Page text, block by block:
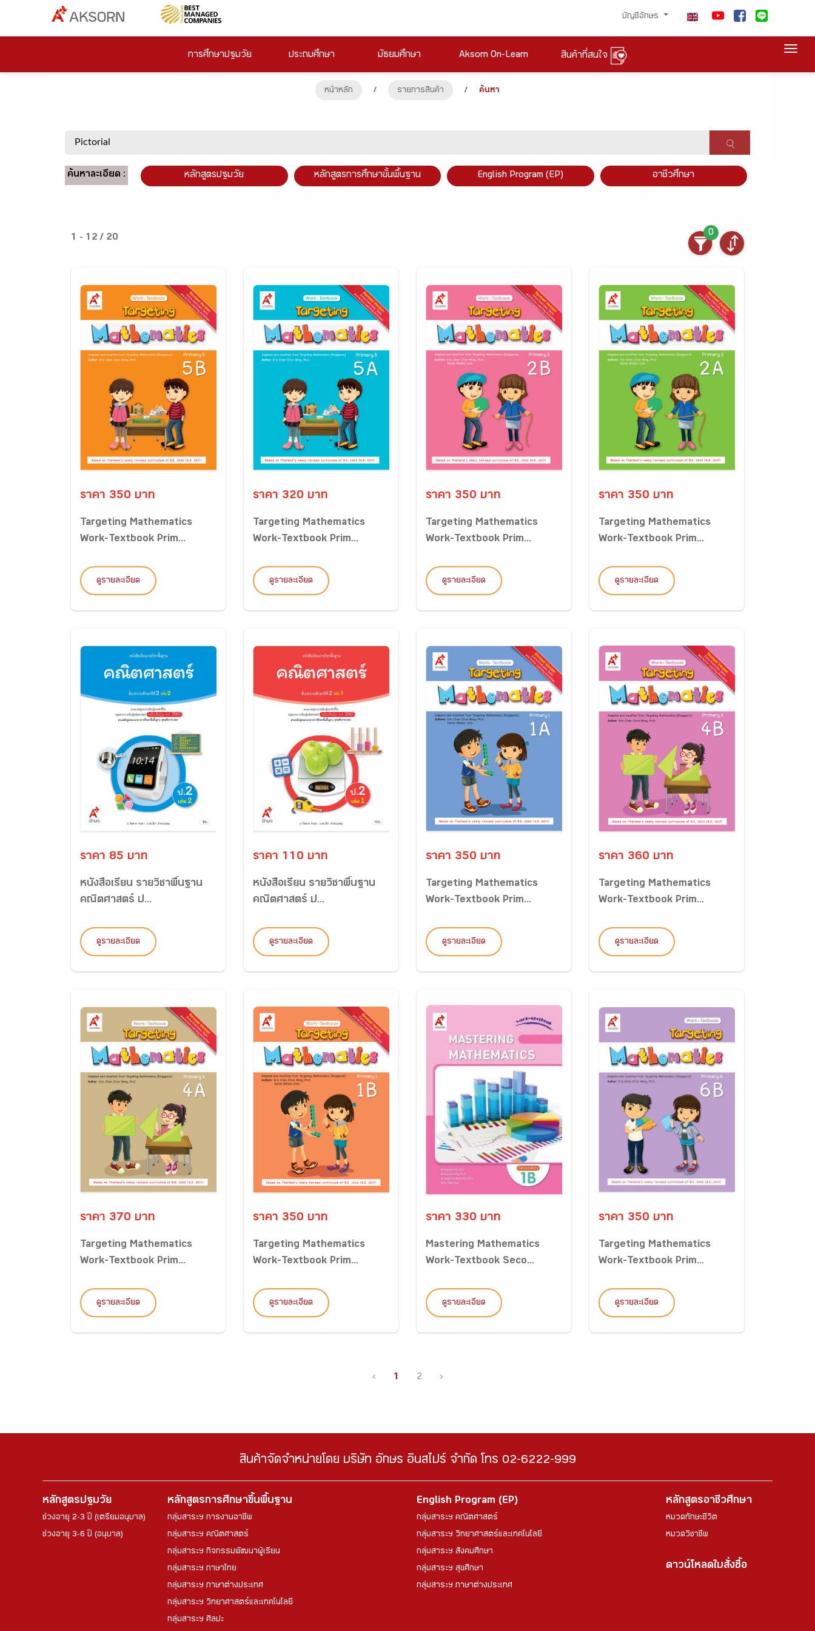
บัญชีอักษร
การศึกษาปฐมวัย ประถมศึกษา มัธยมศึกษา Aksorn On-Learn สินค้าที่สนใจ
หน้าหลัก / รายการสินค้า / ค้นหา
ค้นหาละเอียด : หลักสูตรปฐมวัย หลักสูตรการศึกษาขั้นพื้นฐาน English Program (EP) อาชีวศึกษา
1 - 12 / 20
0
ราคา 350 บาท
Targeting Mathematics
Work-Textbook Prim...
ดูรายละเอียด
ราคา 320 บาท
Targeting Mathematics
Work-Textbook Prim...
ดูรายละเอียด
ราคา 350 บาท
Targeting Mathematics
Work-Textbook Prim...
ดูรายละเอียด
ราคา 350 บาท
Targeting Mathematics
Work-Textbook Prim...
ดูรายละเอียด
ราคา 85 บาท
หนังสือเรียน รายวิชาพื้นฐาน
คณิตศาสตร์ ป...
ดูรายละเอียด
ราคา 110 บาท
หนังสือเรียน รายวิชาพื้นฐาน
คณิตศาสตร์ ป...
ดูรายละเอียด
ราคา 350 บาท
Targeting Mathematics
Work-Textbook Prim...
ดูรายละเอียด
ราคา 360 บาท
Targeting Mathematics
Work-Textbook Prim...
ดูรายละเอียด
ราคา 370 บาท
Targeting Mathematics
Work-Textbook Prim...
ดูรายละเอียด
ราคา 350 บาท
Targeting Mathematics
Work-Textbook Prim...
ดูรายละเอียด
ราคา 330 บาท
Mastering Mathematics
Work-Textbook Seco...
ดูรายละเอียด
ราคา 350 บาท
Targeting Mathematics
Work-Textbook Prim...
ดูรายละเอียด
‹ 1 2 ›
สินค้าจัดจำหน่ายโดย บริษัท อักษร อินสไปร์ จำกัด โทร 02-6222-999
หลักสูตรปฐมวัย
ช่วงอายุ 2-3 ปี (เตรียมอนุบาล)
ช่วงอายุ 3-6 ปี (อนุบาล)
หลักสูตรการศึกษาขึ้นพื้นฐาน
กลุ่มสาระฯ การงานอาชีพ
กลุ่มสาระฯ คณิตศาสตร์
กลุ่มสาระฯ กิจกรรมพัฒนาผู้เรียน
กลุ่มสาระฯ ภาษาไทย
กลุ่มสาระฯ ภาษาต่างประเทศ
กลุ่มสาระฯ วิทยาศาสตร์และเทคโนโลยี
กลุ่มสาระฯ ศิลปะ
English Program (EP)
กลุ่มสาระฯ คณิตศาสตร์
กลุ่มสาระฯ วิทยาศาสตร์และเทคโนโลยี
กลุ่มสาระฯ สังคมศึกษา
กลุ่มสาระฯ สุขศึกษา
กลุ่มสาระฯ ภาษาต่างประเทศ
หลักสูตรอาชีวศึกษา
หมวดทักษะชีวิต
หมวดวิชาชีพ
ดาวน์โหลดใบสั่งซื้อ